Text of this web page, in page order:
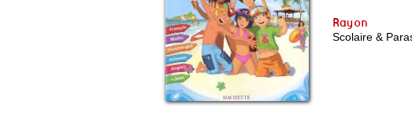
Rayon
Scolaire &